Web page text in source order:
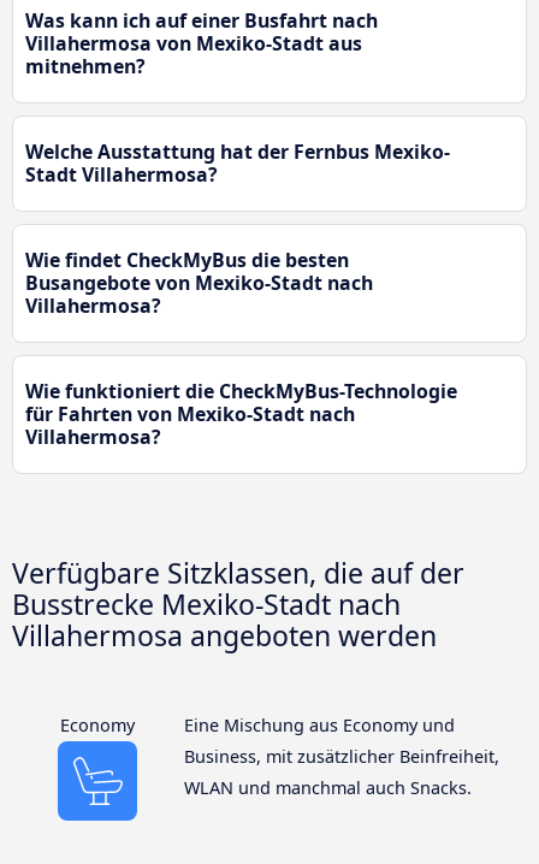
Was kann ich auf einer Busfahrt nach
Villahermosa von Mexiko-Stadt aus
mitnehmen?
Welche Ausstattung hat der Fernbus Mexiko-
Stadt Villahermosa?
Wie findet CheckMyBus die besten
Busangebote von Mexiko-Stadt nach
Villahermosa?
Wie funktioniert die CheckMyBus-Technologie
für Fahrten von Mexiko-Stadt nach
Villahermosa?
Verfügbare Sitzklassen, die auf der
Busstrecke Mexiko-Stadt nach
Villahermosa angeboten werden
Economy
Eine Mischung aus Economy und
Business, mit zusätzlicher Beinfreiheit,
WLAN und manchmal auch Snacks.